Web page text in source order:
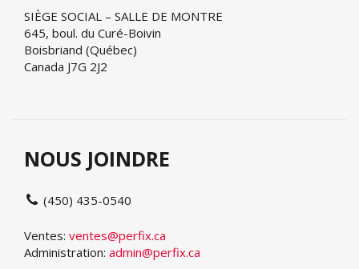
SIÈGE SOCIAL – SALLE DE MONTRE
645, boul. du Curé-Boivin
Boisbriand (Québec)
Canada J7G 2J2
NOUS JOINDRE
(450) 435-0540
Ventes: ventes@perfix.ca
Administration: admin@perfix.ca